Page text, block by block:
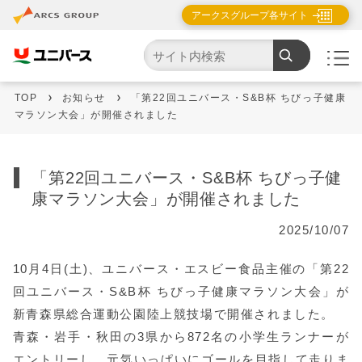
アークスグループ各サイト
TOP お知らせ
「第22回ユニバース・S&B杯 ちびっ子健康
マラソン大会」が開催されました
「第22回ユニバース・S&B杯 ちびっ子健
康マラソン大会」が開催されました
2025/10/07
10月4日(土)、ユニバース・エスビー食品主催の「第22
回ユニバース・S&B杯 ちびっ子健康マラソン大会」が
新青森県総合運動公園陸上競技場で開催されました。
青森・岩手・秋田の3県から872名の小学生ランナーが
エントリーし、元気いっぱいにゴールを目指して走りま